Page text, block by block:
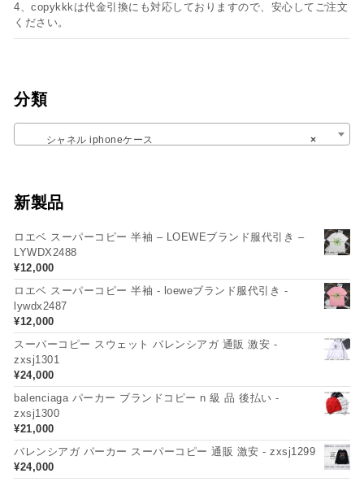
4、copykkkは代金引換にも対応しておりますので、安心してご注文
ください。
分類
×
シャネル iphoneケース
新製品
ロエベ スーパーコピー 半袖 – LOEWEブランド服代引き –
LYWDX2488
¥12,000
ロエベ スーパーコピー 半袖 - loeweブランド服代引き -
lywdx2487
¥12,000
スーパーコピー スウェット バレンシアガ 通販 激安 -
zxsj1301
¥24,000
balenciaga パーカー ブランドコピー n 級 品 後払い -
zxsj1300
¥21,000
バレンシアガ パーカー スーパーコピー 通販 激安 - zxsj1299
¥24,000